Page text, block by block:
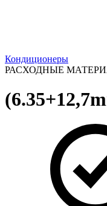
Кондиционеры
РАСХОДНЫЕ